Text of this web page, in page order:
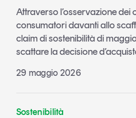
Attraverso l’osservazione
consumatori davanti allo
claim di sostenibilità di
scattare la decisione
29 maggio 2026
Sostenibilità